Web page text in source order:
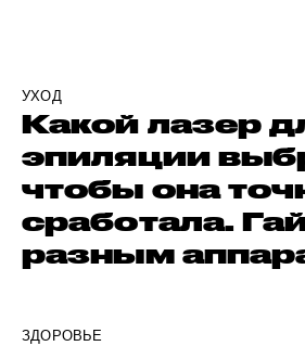
УХОД
Какой лазер
эпиляции
чтобы она
сработала.
разным
ЗДОРОВЬЕ